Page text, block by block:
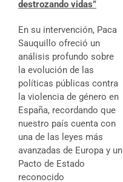
destrozando vidas”
En su intervención, Paca
Sauquillo ofreció un
análisis profundo sobre
la evolución de las
políticas públicas contra
la violencia de género en
España, recordando que
nuestro país cuenta con
una de las leyes más
avanzadas de Europa y un
Pacto de Estado
reconocido